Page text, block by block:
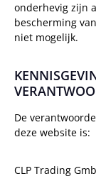
onderhevig zijn
bescherming
niet mogelijk.
De
deze website is:
CLP Trading